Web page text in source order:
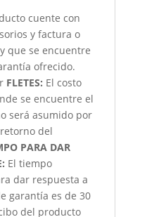
cuente con
y factura o
que se encuentre
ofrecido.
FLETES: El costo
se encuentre el
será asumido por
del
PARA DAR
El tiempo
dar respuesta a
garantía es de 30
del producto